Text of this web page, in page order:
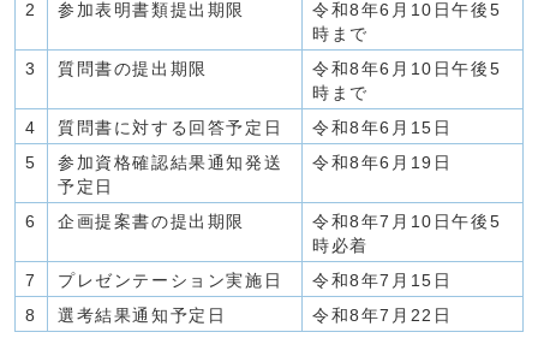
2
参加表明書類提出期限
令和8年6月10日午後5
時まで
3
質問書の提出期限
令和8年6月10日午後5
時まで
4
質問書に対する回答予定日
令和8年6月15日
5
参加資格確認結果通知発送
予定日
令和8年6月19日
6 企画提案書の提出期限
令和8年7月10日午後5
時必着
7
プレゼンテーション実施日
令和8年7月15日
8
選考結果通知予定日 令和8年7月22日